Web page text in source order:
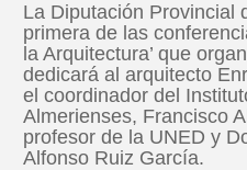
La Diputación Provincial
primera de las
la Arquitectura’ que
dedicará al arquitecto
el coordinador del
Almerienses, Francisco
profesor de la UNED y
Alfonso Ruiz García.